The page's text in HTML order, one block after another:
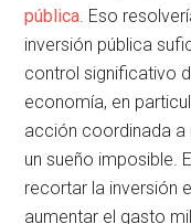
pública. Eso
inversión pública
control significativo
economía, en
acción coordinada a
un sueño imposible.
recortar la inversión
aumentar el gasto